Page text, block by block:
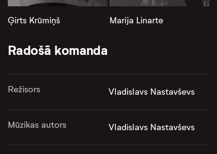
Ģirts Krūmiņš Marija Linarte
Radošā komanda
Režisors Vladislavs Nastavševs
Mūzikas autors Vladislavs Nastavševs